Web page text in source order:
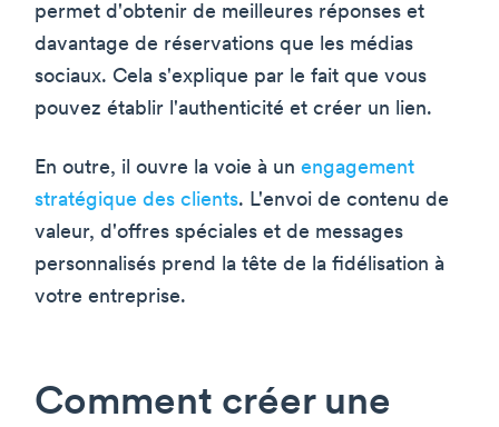
permet d'obtenir de meilleures réponses et
davantage de réservations que les médias
sociaux. Cela s'explique par le fait que vous
pouvez établir l'authenticité et créer un lien.
En outre, il ouvre la voie à un engagement
stratégique des clients. L'envoi de contenu de
valeur, d'offres spéciales et de messages
personnalisés prend la tête de la fidélisation à
votre entreprise.
Comment créer une